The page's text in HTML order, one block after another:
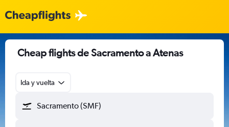
Cheap flights de Sacramento a Atenas
Ida y vuelta
Sacramento (SMF)